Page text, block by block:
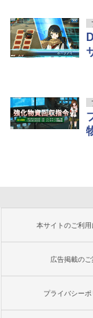
本サイトのご利用
広告掲載のご
プライバシーポ